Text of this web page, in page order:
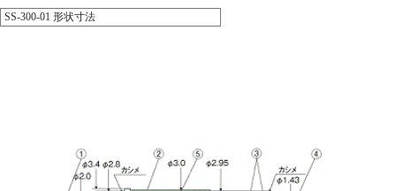
SS-300-01 形状寸法